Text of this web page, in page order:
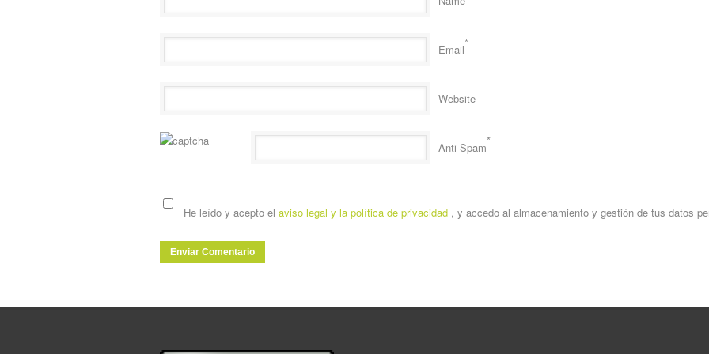
Email*
Website
Anti-Spam*
He leído y acepto el aviso legal y la política de privacidad , y accedo al almacenamiento y gestión de tus datos